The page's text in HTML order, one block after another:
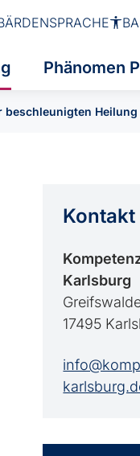
Phänomen
beschleunigten
Kontakt
Karlsburg
17495